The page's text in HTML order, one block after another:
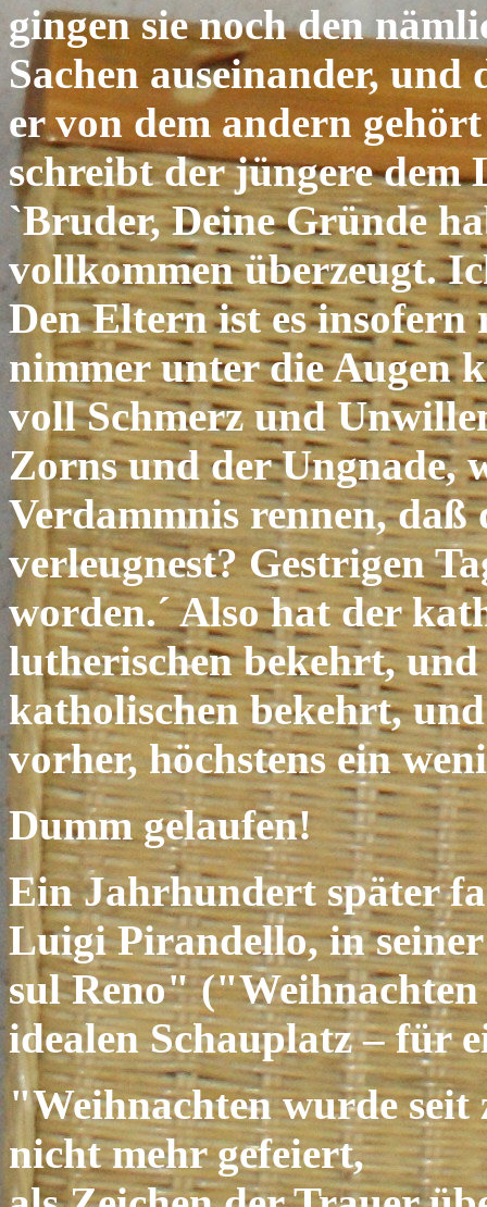
gingen sie noch den
Sachen auseinander,
er von dem andern
schreibt der jüngere dem
`Bruder, Deine Gründe
vollkommen überzeugt.
Den Eltern ist es
nimmer unter die Augen
voll Schmerz und
Zorns und der Ungnade,
Verdammnis rennen, daß
verleugnest? Gestrigen
worden.´ Also hat der
lutherischen bekehrt,
katholischen bekehrt,
vorher, höchstens ein
Dumm gelaufen!
Ein Jahrhundert später
Luigi Pirandello, in
sul Reno"
idealen Schauplatz – für
"Weihnachten wurde
nicht mehr gefeiert,